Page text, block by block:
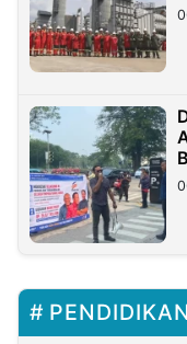
PENDIDIKAN